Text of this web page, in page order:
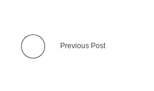
Previous Post